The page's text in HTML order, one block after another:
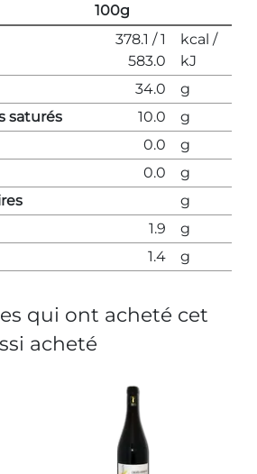
100g
378.1 / 1
583.0
kcal /
kJ
34.0
g
saturés
10.0
g
0.0
g
0.0
g
g
1.9
g
1.4 g
qui ont acheté cet
acheté